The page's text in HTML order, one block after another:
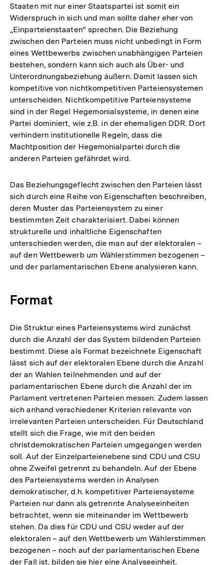
Staaten mit nur einer Staatspartei ist somit ein
Widerspruch in sich und man sollte daher eher von
„Einparteienstaaten“ sprechen. Die Beziehung
zwischen den Parteien muss nicht unbedingt in Form
eines Wettbewerbs zwischen unabhängigen Parteien
bestehen, sondern kann sich auch als Über- und
Unterordnungsbeziehung äußern. Damit lassen sich
kompetitive von nichtkompetitiven Parteiensystemen
unterscheiden. Nichtkompetitive Parteiensysteme
sind in der Regel Hegemonialsysteme, in denen eine
Partei dominiert, wie z.B. in der ehemaligen DDR. Dort
verhindern institutionelle Regeln, dass die
Machtposition der Hegemonialpartei durch die
anderen Parteien gefährdet wird.
Das Beziehungsgeflecht zwischen den Parteien lässt
sich durch eine Reihe von Eigenschaften beschreiben,
deren Muster das Parteiensystem zu einer
bestimmten Zeit charakterisiert. Dabei können
strukturelle und inhaltliche Eigenschaften
unterschieden werden, die man auf der elektoralen –
auf den Wettbewerb um Wählerstimmen bezogenen –
und der parlamentarischen Ebene analysieren kann.
Format
Die Struktur eines Parteiensystems wird zunächst
durch die Anzahl der das System bildenden Parteien
bestimmt. Diese als Format bezeichnete Eigenschaft
lässt sich auf der elektoralen Ebene durch die Anzahl
der an Wahlen teilnehmenden und auf der
parlamentarischen Ebene durch die Anzahl der im
Parlament vertretenen Parteien messen. Zudem lassen
sich anhand verschiedener Kriterien relevante von
irrelevanten Parteien unterscheiden. Für Deutschland
stellt sich die Frage, wie mit den beiden
christdemokratischen Parteien umgegangen werden
soll. Auf der Einzelparteienebene sind CDU und CSU
ohne Zweifel getrennt zu behandeln. Auf der Ebene
des Parteiensystems werden in Analysen
demokratischer, d.h. kompetitiver Parteiensysteme
Parteien nur dann als getrennte Analyseeinheiten
betrachtet, wenn sie miteinander im Wettbewerb
stehen. Da dies für CDU und CSU weder auf der
elektoralen – auf den Wettbewerb um Wählerstimmen
bezogenen – noch auf der parlamentarischen Ebene
der Fall ist, bilden sie hier eine Analyseeinheit.